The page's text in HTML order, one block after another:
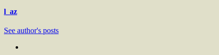
l_az
See author's posts